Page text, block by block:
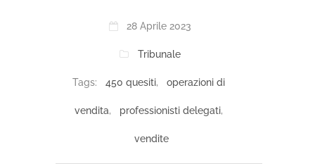
28 Aprile 2023
Tribunale
Tags: 450 quesiti, operazioni di
vendita, professionisti delegati,
vendite